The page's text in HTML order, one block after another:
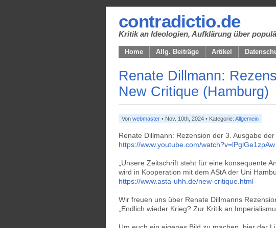
contradictio.de
Kritik an Ideologien, Aufklärung über
Home Allg. Beiträge Artikel
Renate Dillmann:
New Critique (Hamburg)
Von webmaster • Nov. 10th, 2024 • Kategorie: Allgemein
Renate Dillmann: Rezension der 3. Ausgabe
https://www.youtube.com/watch?v=lPglGe1zpAw
„Unsere Zeitschrift steht für eine konsequente
wird in Kooperation mit dem AStA der Uni
https://www.asta-uhh.de/new-critique.html
Wir freuen uns über Renate Dillmanns
„Endlich wieder Krieg? Zur Kritik an